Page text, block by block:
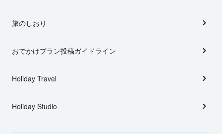
旅のしおり
おでかけプラン投稿ガイドライン
Holiday Travel
Holiday Studio